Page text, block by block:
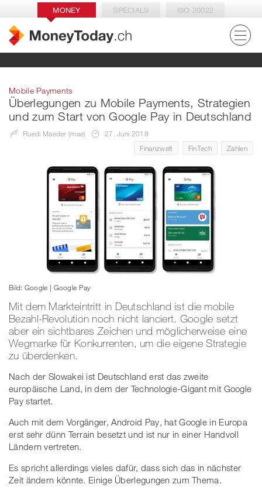
MONEY SPECIALS ISO 20022
Mobile Payments
Überlegungen zu Mobile Payments, Strategien
und zum Start von Google Pay in Deutschland
Ruedi Maeder (mae)
27. Juni 2018
Finanzwelt
FinTech Zahlen
Bild: Google | Google Pay
Mit dem Markteintritt in Deutschland ist die mobile
Bezahl-Revolution noch nicht lanciert. Google setzt
aber ein sichtbares Zeichen und möglicherweise eine
Wegmarke für Konkurrenten, um die eigene Strategie
zu überdenken.
Nach der Slowakei ist Deutschland erst das zweite
europäische Land, in dem der Technologie-Gigant mit Google
Pay startet.
Auch mit dem Vorgänger, Android Pay, hat Google in Europa
erst sehr dünn Terrain besetzt und ist nur in einer Handvoll
Ländern vertreten.
Es spricht allerdings vieles dafür, dass sich das in nächster
Zeit ändern könnte. Einige Überlegungen zum Thema.